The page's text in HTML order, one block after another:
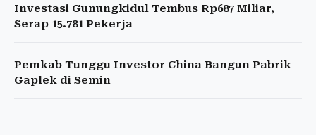
Investasi Gunungkidul Tembus Rp687 Miliar,
Serap 15.781 Pekerja
Pemkab Tunggu Investor China Bangun Pabrik
Gaplek di Semin